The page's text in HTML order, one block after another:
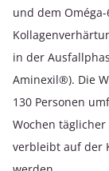
und dem
in der
Aminexil®). Die
130 Personen
Wochen
verbleibt auf der